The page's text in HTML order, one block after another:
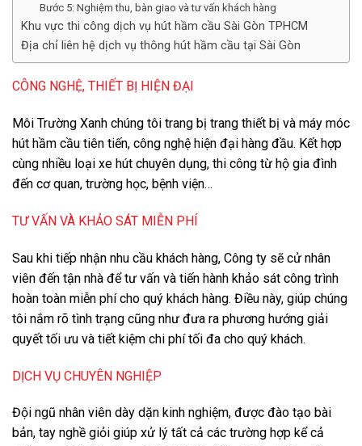
Bước 5: Nghiệm thu, bàn giao và tư vấn khách hàng
Khu vực thi công dịch vụ hút hầm cầu Sài Gòn TPHCM
Địa chỉ liên hệ dịch vụ thông hút hầm cầu tại Sài Gòn
CÔNG NGHỆ, THIẾT BỊ HIỆN ĐẠI
Môi Trường Xanh chúng tôi trang bị trang thiết bị và máy móc
hút hầm cầu tiên tiến, công nghệ hiện đại hàng đầu. Kết hợp
cùng nhiều loại xe hút chuyên dụng, thi công từ hộ gia đình
đến cơ quan, trường học, bệnh viện…
TƯ VẤN VÀ KHẢO SÁT MIỄN PHÍ
Sau khi tiếp nhận nhu cầu khách hàng, Công ty sẽ cử nhân
viên đến tận nhà để tư vấn và tiến hành khảo sát công trình
hoàn toàn miễn phí cho quý khách hàng. Điều này, giúp chúng
tôi nắm rõ tình trạng cũng như đưa ra phương hướng giải
quyết tối ưu và tiết kiệm chi phí tối đa cho quý khách.
DỊCH VỤ CHUYÊN NGHIỆP
Đội ngũ nhân viên dày dặn kinh nghiệm, được đào tạo bài
bản, tay nghề giỏi giúp xử lý tất cả các trường hợp kể cả